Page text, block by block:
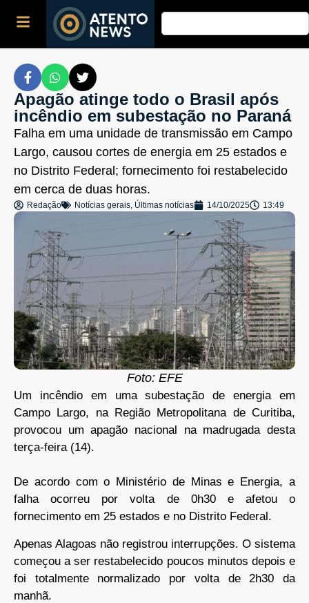
Apagão atinge todo o Brasil após
incêndio em subestação no Paraná
Falha em uma unidade de transmissão em Campo
Largo, causou cortes de energia em 25 estados e
no Distrito Federal; fornecimento foi restabelecido
em cerca de duas horas.
Redação Notícias gerais, Últimas notícias 14/10/2025 13:49
Foto: EFE
Um incêndio em uma subestação de energia em
Campo Largo, na Região Metropolitana de Curitiba,
provocou um apagão nacional na madrugada desta
terça-feira (14).
De acordo com o Ministério de Minas e Energia, a
falha ocorreu por volta de 0h30 e afetou o
fornecimento em 25 estados e no Distrito Federal.
Apenas Alagoas não registrou interrupções. O sistema
começou a ser restabelecido poucos minutos depois e
foi totalmente normalizado por volta de 2h30 da
manhã.